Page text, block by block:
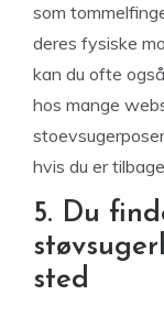
som
deres fysiske
kan du ofte
hos mange
hvis du er
5. Du
sted